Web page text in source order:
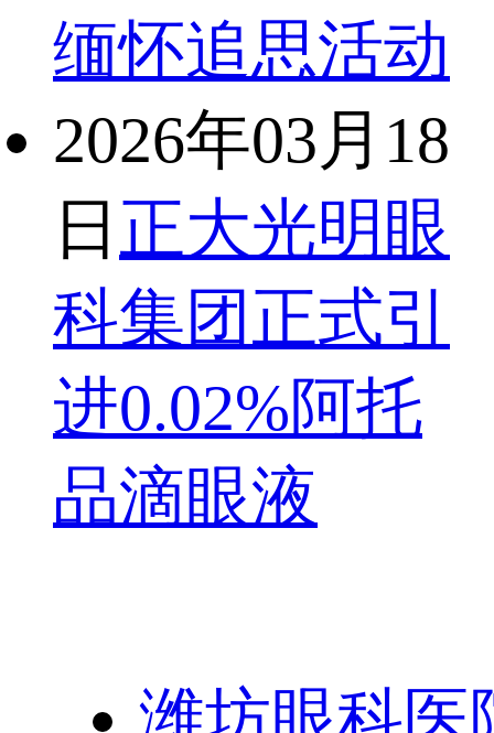
缅怀追思活动
2026年03月18
日 正大光明眼
科集团正式引
进0.02%阿托
品滴眼液
潍坊眼科医